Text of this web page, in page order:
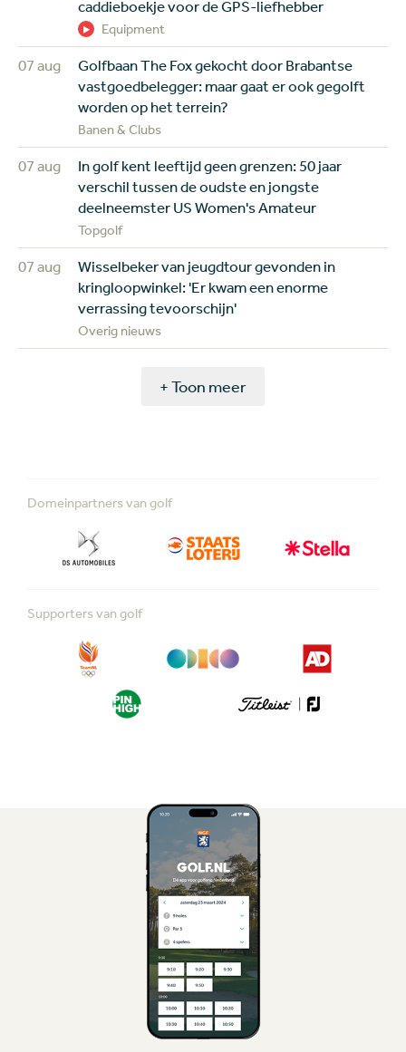
caddieboekje voor de GPS-liefhebber
Equipment
07 aug
Golfbaan The Fox gekocht door Brabantse
vastgoedbelegger: maar gaat er ook gegolft
worden op het terrein?
Banen & Clubs
07 aug
In golf kent leeftijd geen grenzen: 50 jaar
verschil tussen de oudste en jongste
deelneemster US Women's Amateur
Topgolf
07 aug
Wisselbeker van jeugdtour gevonden in
kringloopwinkel: 'Er kwam een enorme
verrassing tevoorschijn'
Overig nieuws
+ Toon meer
Domeinpartners van golf
Supporters van golf